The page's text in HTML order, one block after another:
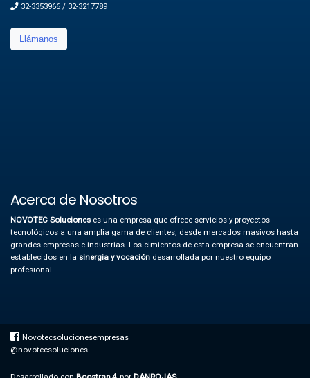
32-3353966 / 32-3217789
Llámanos
Acerca de Nosotros
NOVOTEC Soluciones es una empresa que ofrece servicios y proyectos
tecnológicos a una amplia gama de clientes; desde mercados masivos hasta
grandes empresas e industrias. Los cimientos de esta empresa se encuentran
establecidos en la sinergia y vocación desarrollada por nuestro equipo
profesional.
Novotecsolucionesempresas
@novotecsoluciones